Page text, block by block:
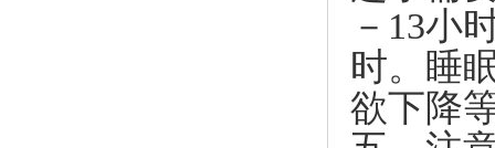
－13小
时。睡
欲下降